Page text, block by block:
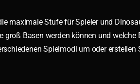
maximale Stufe für Spieler und
groß Basen werden können und welche
Spielmodi um oder